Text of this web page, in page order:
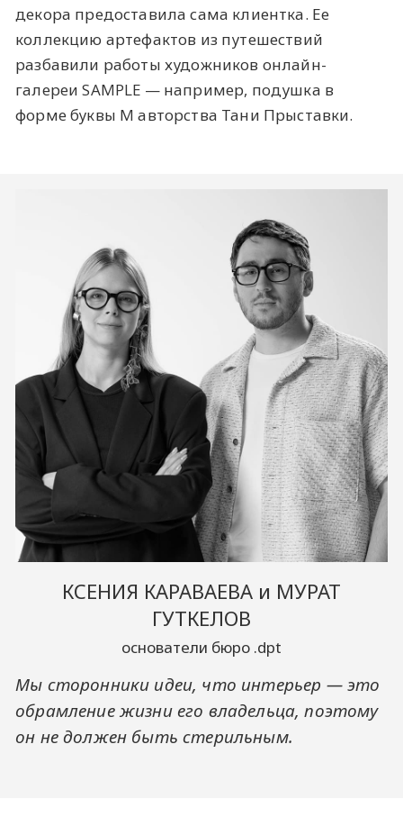
декора предоставила сама клиентка. Ее
коллекцию артефактов из путешествий
разбавили работы художников онлайн-
галереи SAMPLE — например, подушка в
форме буквы M авторства Тани Прыставки.
КСЕНИЯ КАРАВАЕВА и МУРАТ
ГУТКЕЛОВ
основатели бюро .dpt
Мы сторонники идеи, что интерьер — это
обрамление жизни его владельца, поэтому
он не должен быть стерильным.